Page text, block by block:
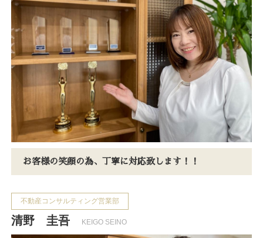
お客様の笑顔の為、丁寧に対応致します！！
不動産コンサルティング営業部
清野 圭吾 KEIGO SEINO